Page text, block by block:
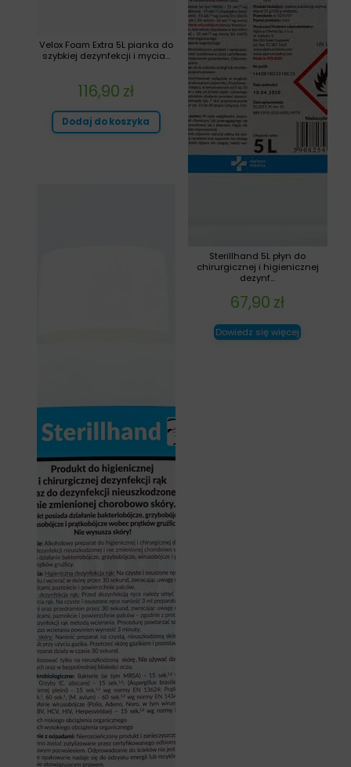
Sterillhand 5L płyn do
chirurgicznej i higienicznej
dezynf...
67,90 zł
Dowiedz się więcej
Velox Foam Extra 5L pianka do
szybkiej dezynfekcji i mycia...
116,90 zł
Dodaj do koszyka